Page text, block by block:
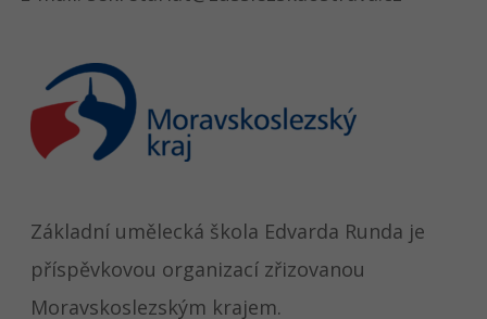
Základní umělecká škola Edvarda Runda je
příspěvkovou organizací zřizovanou
Moravskoslezským krajem.